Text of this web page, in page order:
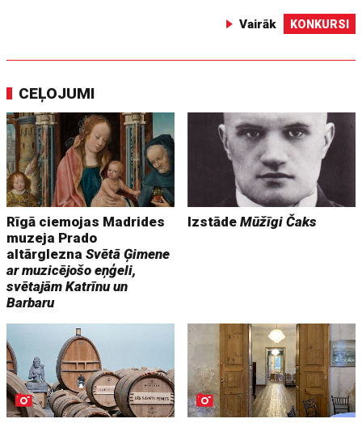
Vairāk KONKURSI
CEĻOJUMI
Rīgā ciemojas Madrides
muzeja Prado
altārgleznaSvētā Ģimene
ar muzicējošo eņģeli,
svētajām Katrīnu un
Barbaru
IzstādeMūžīgi Čaks